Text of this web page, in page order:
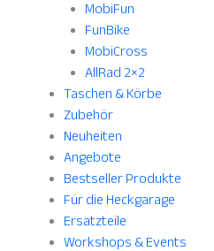
MobiFun
FunBike
MobiCross
AllRad 2×2
Taschen & Körbe
Zubehör
Neuheiten
Angebote
Bestseller Produkte
Für die Heckgarage
Ersatzteile
Workshops & Events